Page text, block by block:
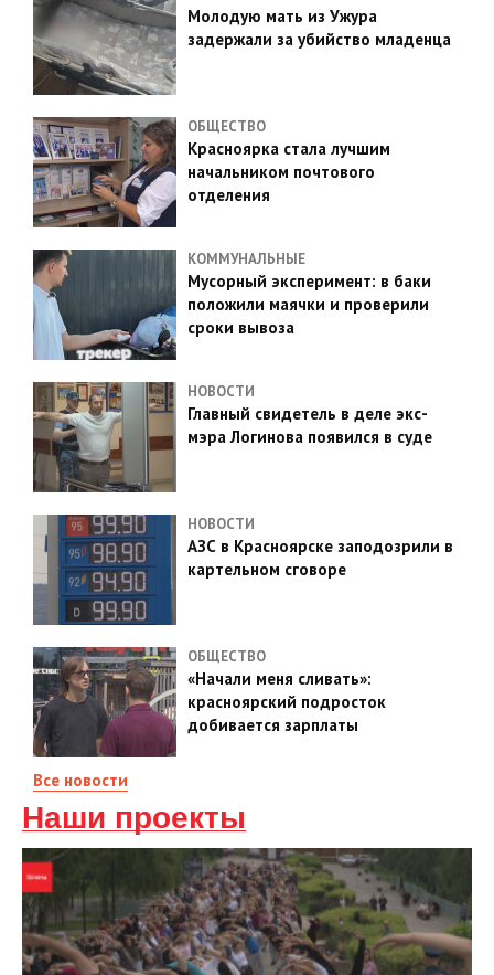
Молодую мать из Ужура
задержали за убийство младенца
ОБЩЕСТВО
Красноярка стала лучшим
начальником почтового
отделения
КОММУНАЛЬНЫЕ
Мусорный эксперимент: в баки
положили маячки и проверили
сроки вывоза
НОВОСТИ
Главный свидетель в деле экс-
мэра Логинова появился в суде
НОВОСТИ
АЗС в Красноярске заподозрили в
картельном сговоре
ОБЩЕСТВО
«Начали меня сливать»:
красноярский подросток
добивается зарплаты
Все новости
Наши проекты